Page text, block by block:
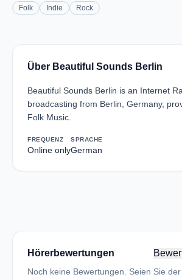
Folk Indie Rock
Über Beautiful Sounds Berlin
Beautiful Sounds Berlin is an Internet
broadcasting from Berlin, Germany,
Folk Music.
FREQUENZ
Online only
SPRACHE
German
Hörerbewertungen
Noch keine Bewertungen. Seien Sie